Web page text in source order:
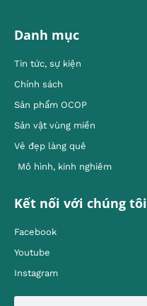
Danh mục
Tin tức, sự kiện
Chính sách
Sản phẩm OCOP
Sản vật vùng miền
Vẻ đẹp làng quê
Mô hình, kinh nghiêm
Kết nối với chúng tôi
Facebook
Youtube
Instagram